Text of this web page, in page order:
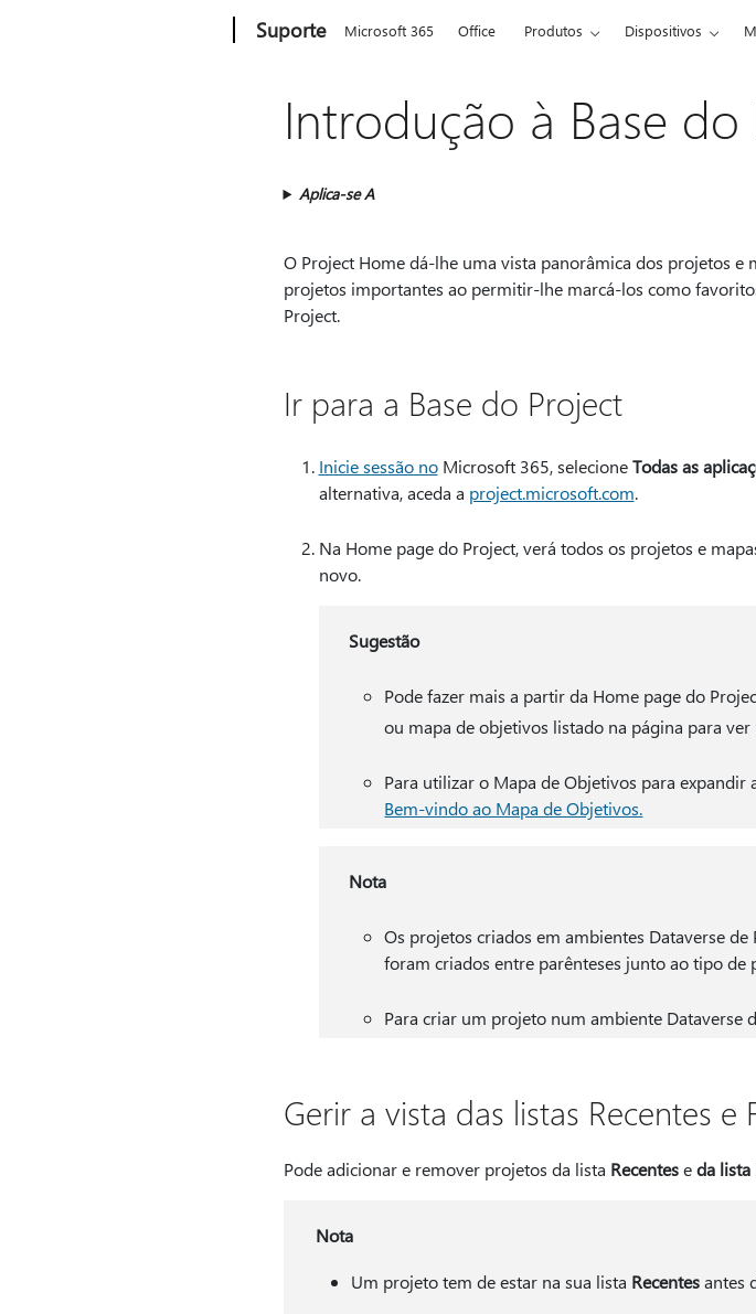
Suporte Microsoft 365 Office Produtos Dispositivos
Introdução à Base do
Aplica-se A
O Project Home dá-lhe uma vista panorâmica dos projetos
projetos importantes ao permitir-lhe marcá-los como
Project.
Ir para a Base do Project
Inicie sessão noMicrosoft 365, selecioneTodas as
alternativa, aceda a project.microsoft.com.
Na Home page do Project, verá todos os projetos e
novo.
Sugestão
Pode fazer mais a partir da Home page do
ou mapa de objetivos listado na página para ver
Para utilizar o Mapa de Objetivos para expandir
Bem-vindo ao Mapa de Objetivos.
Nota
Os projetos criados em ambientes Dataverse
foram criados entre parênteses junto ao tipo de
Para criar um projeto num ambiente Dataverse
Gerir a vista das listas Recentes e
Pode adicionar e remover projetos da lista Recenteseda lista
Nota
Um projeto tem de estar na sua lista Recentesantes